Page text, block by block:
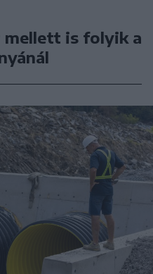
mellett is folyik a